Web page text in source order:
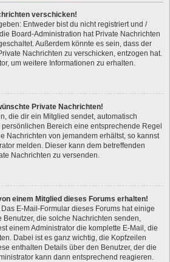
verschicken!
Entweder bist du nicht registriert und /
Board-Administration hat Private Nachrichten
Außerdem könnte es sein, dass der
Nachrichten zu verschicken, entzogen hat.
um weitere Informationen zu erhalten.
Private Nachrichten!
die dir ein Mitglied sendet, automatisch
Bereich eine entsprechende Regel
Nachrichten von jemandem erhältst, so kannst
melden. Dieser kann dem betreffenden
Nachrichten zu versenden.
einem Mitglied dieses Forums erhalten!
E-Mail-Formular dieses Forums hat einige
die solche Nachrichten senden,
einem Administrator die komplette E-Mail, die
Dabei ist es ganz wichtig, die Kopfzeilen
enthalten Details über den Benutzer, der die
kann dann entsprechend reagieren.